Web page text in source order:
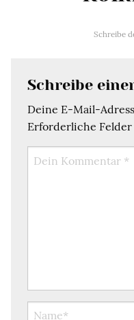
Schreibe
Schreibe
Deine E-Mail-
Erforderliche